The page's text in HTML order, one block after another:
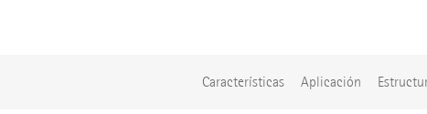
Características Aplicación